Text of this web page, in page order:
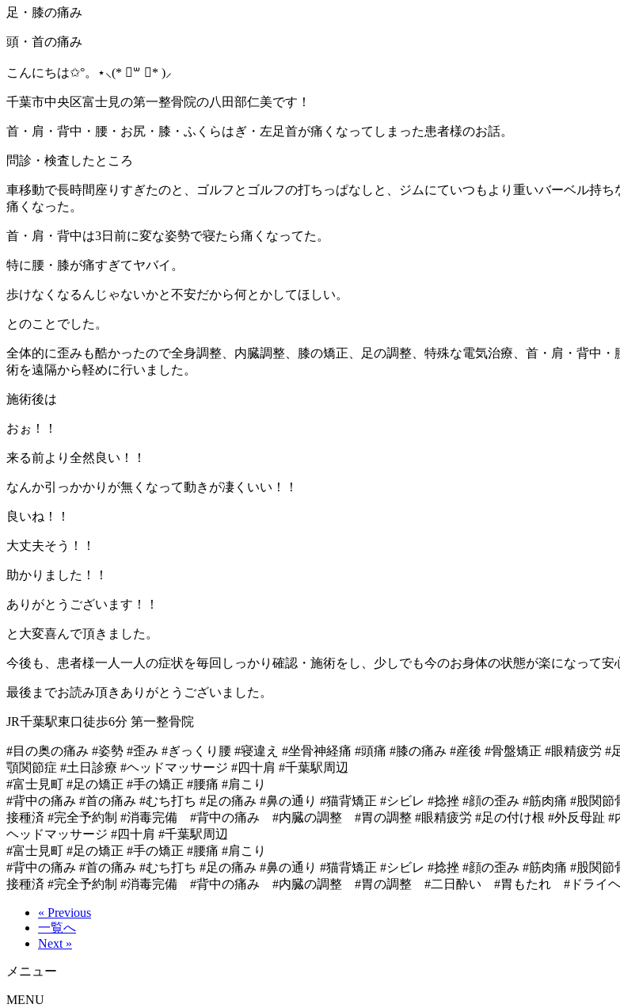
足・膝の痛み
頭・首の痛み
こんにちは✩°。⋆⸜(* ॑꒳ ॑* )⸝
千葉市中央区富士見の第一整骨院の八田部仁美です！
首・肩・背中・腰・お尻・膝・ふくらはぎ・左足首が痛くなってしまった患者様のお話。
問診・検査したところ
車移動で長時間座りすぎたのと、ゴルフとゴルフの打ちっぱなしと、ジムにていつもより重いバーベル持
痛くなった。
首・肩・背中は3日前に変な姿勢で寝たら痛くなってた。
特に腰・膝が痛すぎてヤバイ。
歩けなくなるんじゃないかと不安だから何とかしてほしい。
とのことでした。
全体的に歪みも酷かったので全身調整、内臓調整、膝の矯正、足の調整、特殊な電気治療、首・肩・背中
術を遠隔から軽めに行いました。
施術後は
おぉ！！
来る前より全然良い！！
なんか引っかかりが無くなって動きが凄くいい！！
良いね！！
大丈夫そう！！
助かりました！！
ありがとうございます！！
と大変喜んで頂きました。
今後も、患者様一人一人の症状を毎回しっかり確認・施術をし、少しでも今のお身体の状態が楽になって
最後までお読み頂きありがとうございました。
JR千葉駅東口徒歩6分 第一整骨院
#目の奥の痛み #姿勢 #歪み #ぎっくり腰 #寝違え #坐骨神経痛 #頭痛 #膝の痛み #産後 #骨盤矯正 #眼精疲労
顎関節症 #土日診療 #ヘッドマッサージ #四十肩 #千葉駅周辺
#富士見町 #足の矯正 #手の矯正 #腰痛 #肩こり
#背中の痛み #首の痛み #むち打ち #足の痛み #鼻の通り #猫背矯正 #シビレ #捻挫 #顔の歪み #筋肉痛 #股関
接種済 #完全予約制 #消毒完備 #背中の痛み #内臓の調整 #胃の調整 #眼精疲労 #足の付け根 #外反母趾 #
ヘッドマッサージ #四十肩 #千葉駅周辺
#富士見町 #足の矯正 #手の矯正 #腰痛 #肩こり
#背中の痛み #首の痛み #むち打ち #足の痛み #鼻の通り #猫背矯正 #シビレ #捻挫 #顔の歪み #筋肉痛 #股関
接種済 #完全予約制 #消毒完備 #背中の痛み #内臓の調整 #胃の調整 #二日酔い #胃もたれ #ドライ
« Previous
一覧へ
Next »
メニュー
MENU